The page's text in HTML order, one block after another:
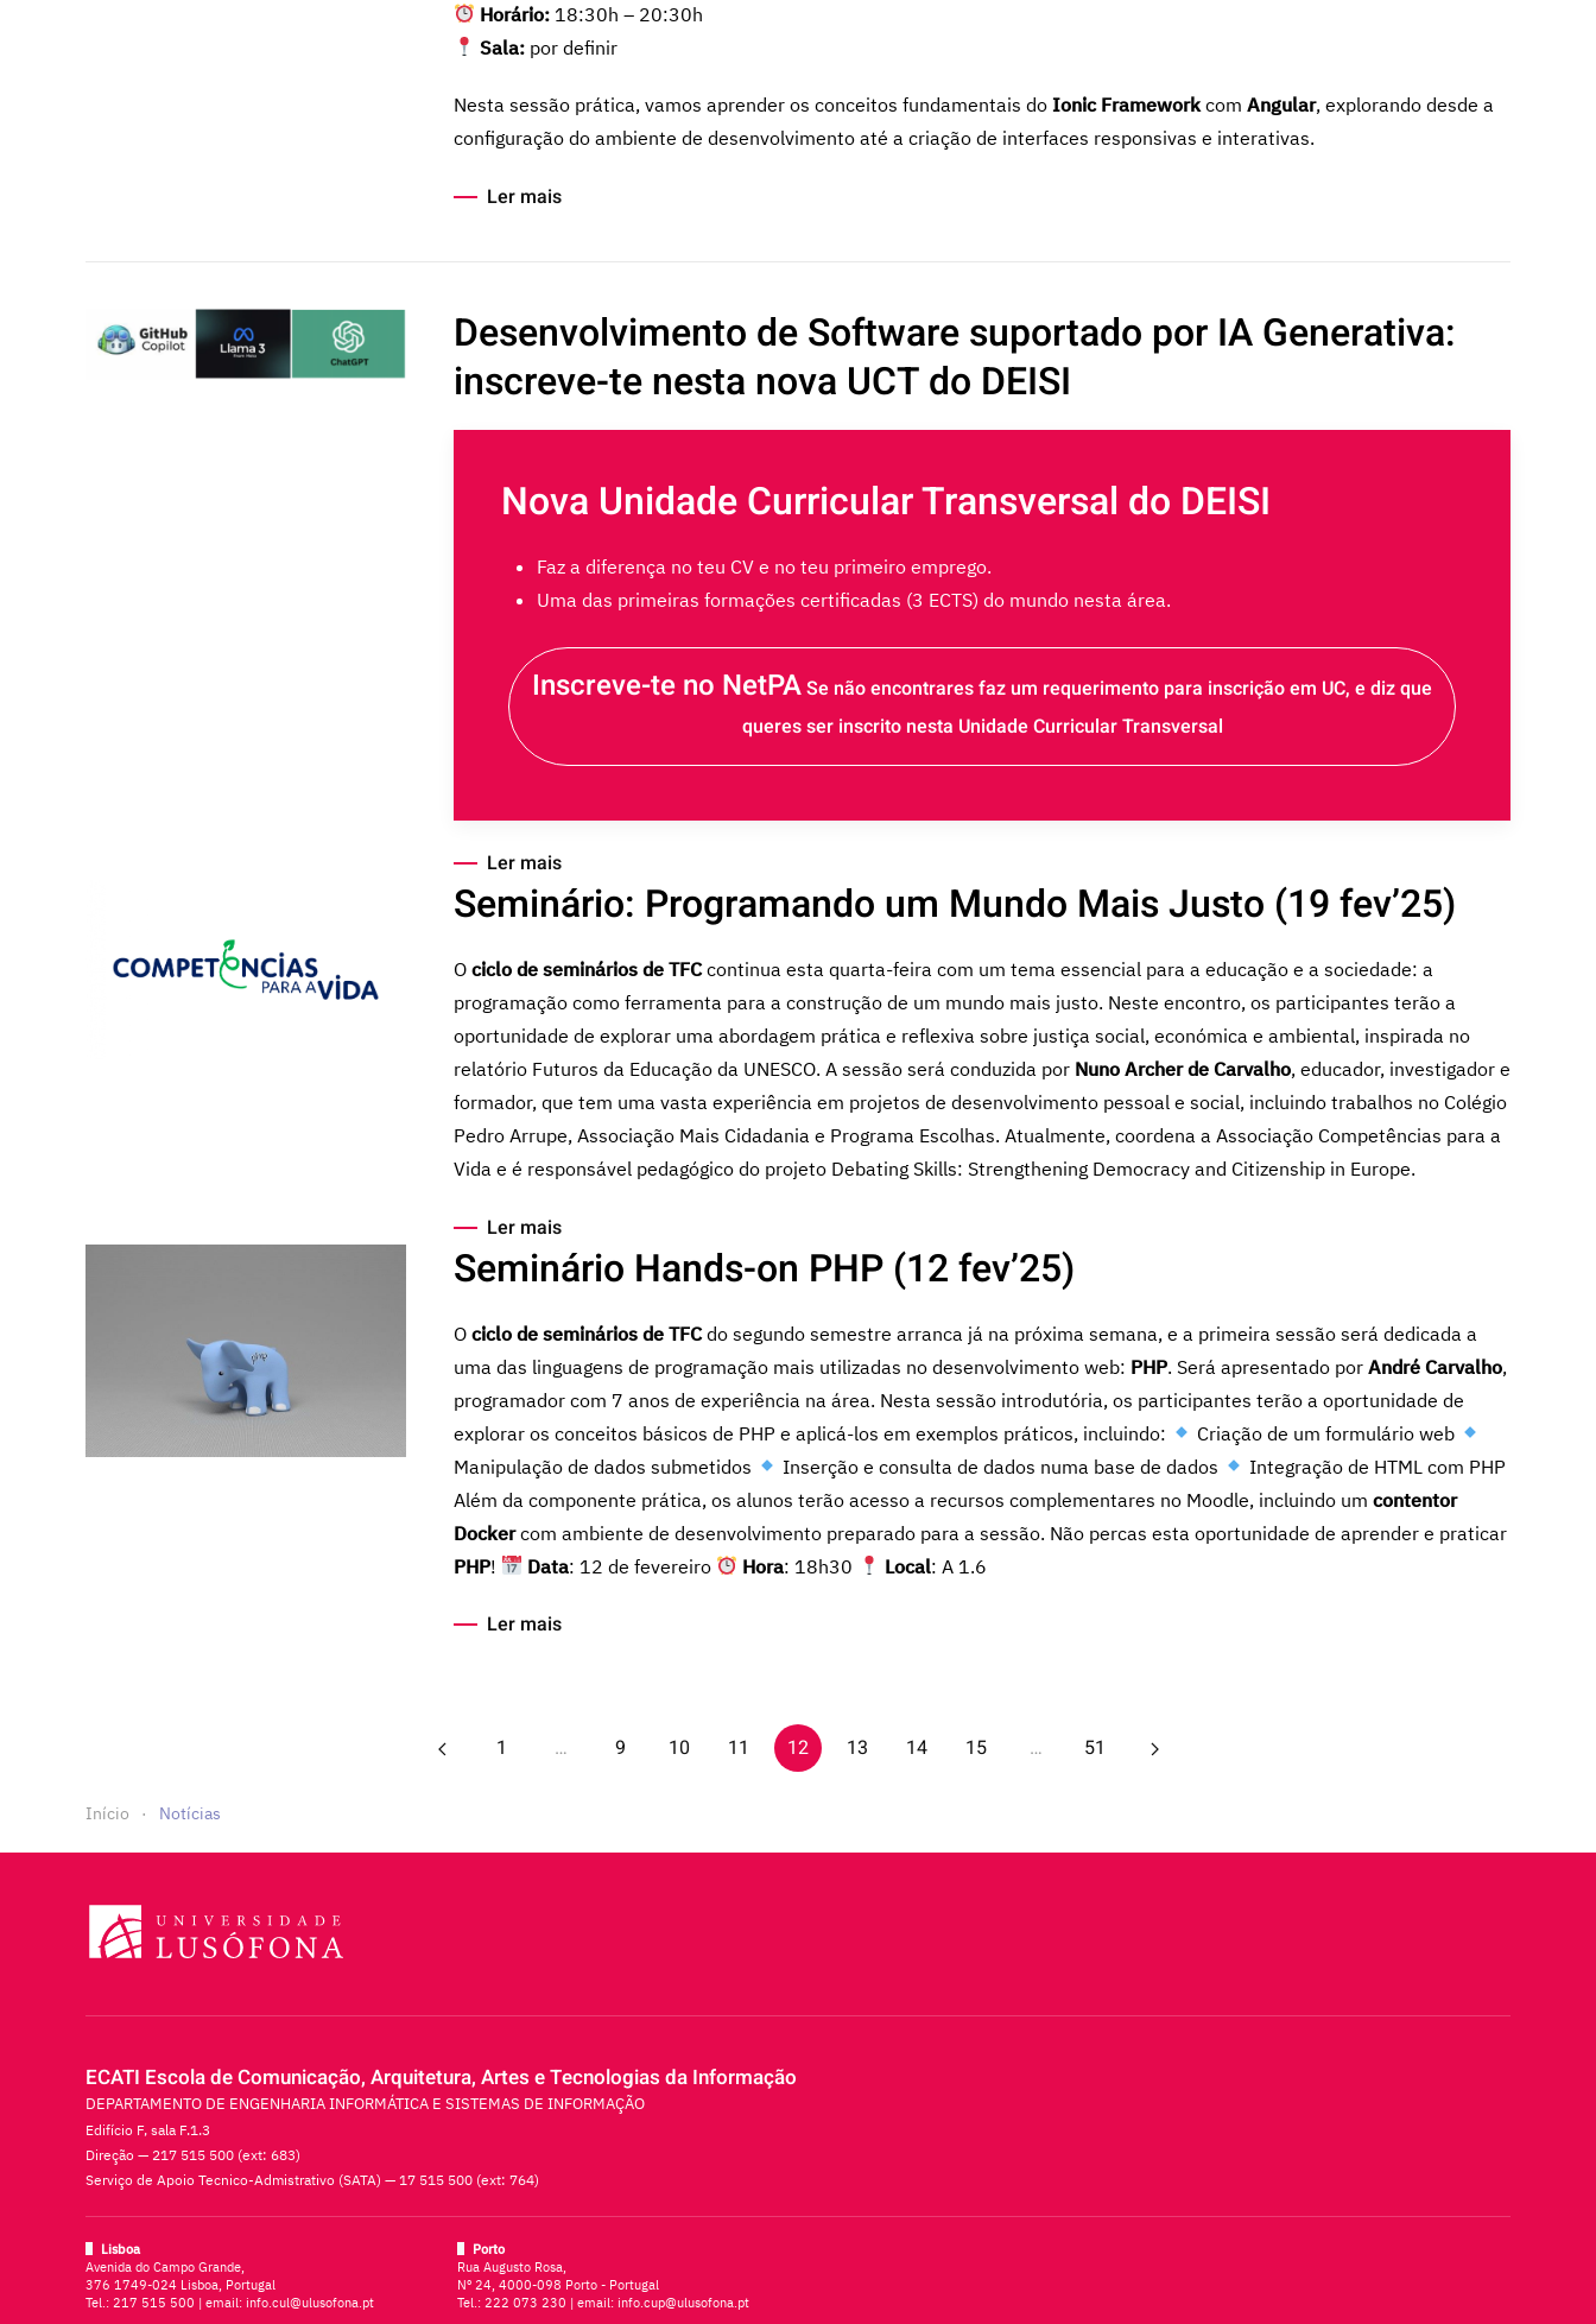
Horário: 18:30h – 20:30h
Sala: por definir
Nesta sessão prática, vamos aprender os conceitos fundamentais do Ionic Framework com Angular, explorando desde a
configuração do ambiente de desenvolvimento até a criação de interfaces responsivas e interativas.
Ler mais
Desenvolvimento de Software suportado por IA Generativa:
inscreve-te nesta nova UCT do DEISI
Nova Unidade Curricular Transversal do DEISI
Faz a diferença no teu CV e no teu primeiro emprego.
Uma das primeiras formações certificadas (3 ECTS) do mundo nesta área.
Inscreve-te no NetPASe não encontrares faz um requerimento para inscrição em UC, e diz que
queres ser inscrito nesta Unidade Curricular Transversal
Ler mais
Seminário: Programando um Mundo Mais Justo (19 fev’25)
O ciclo de seminários de TFCcontinua esta quarta-feira com um tema essencial para a educação e a sociedade: a
programação como ferramenta para a construção de um mundo mais justo. Neste encontro, os participantes terão a
oportunidade de explorar uma abordagem prática e reflexiva sobre justiça social, económica e ambiental, inspirada no
relatório Futuros da Educação da UNESCO. A sessão será conduzida por Nuno Archer de Carvalho, educador, investigador e
formador, que tem uma vasta experiência em projetos de desenvolvimento pessoal e social, incluindo trabalhos no Colégio
Pedro Arrupe, Associação Mais Cidadania e Programa Escolhas. Atualmente, coordena a Associação Competências para a
Vida e é responsável pedagógico do projeto Debating Skills: Strengthening Democracy and Citizenship in Europe.
Ler mais
Seminário Hands-on PHP (12 fev’25)
O ciclo de seminários de TFCdo segundo semestre arranca já na próxima semana, e a primeira sessão será dedicada a
uma das linguagens de programação mais utilizadas no desenvolvimento web: PHP. Será apresentado por André Carvalho,
programador com 7 anos de experiência na área. Nesta sessão introdutória, os participantes terão a oportunidade de
explorar os conceitos básicos de PHP e aplicá-los em exemplos práticos, incluindo:
Criação de um formulário web
Manipulação de dados submetidos
Inserção e consulta de dados numa base de dados
Integração de HTML com PHP
Além da componente prática, os alunos terão acesso a recursos complementares no Moodle, incluindo um contentor
Dockercom ambiente de desenvolvimento preparado para a sessão. Não percas esta oportunidade de aprender e praticar
PHP! Data: 12 de fevereiro Hora: 18h30 Local: A 1.6
Ler mais
1 … 9 10 11 12 13 14 15 … 51
Início Notícias
ECATI Escola de Comunicação, Arquitetura, Artes e Tecnologias da Informação
DEPARTAMENTO DE ENGENHARIA INFORMÁTICA E SISTEMAS DE INFORMAÇÃO
Edifício F, sala F.1.3
Direção — 217 515 500 (ext: 683)
Serviço de Apoio Tecnico-Admistrativo (SATA) — 17 515 500 (ext: 764)
Lisboa
Avenida do Campo Grande,
376 1749-024 Lisboa, Portugal
Tel.: 217 515 500 | email: info.cul@ulusofona.pt
Porto
Rua Augusto Rosa,
Nº 24, 4000-098 Porto - Portugal
Tel.: 222 073 230 | email: info.cup@ulusofona.pt